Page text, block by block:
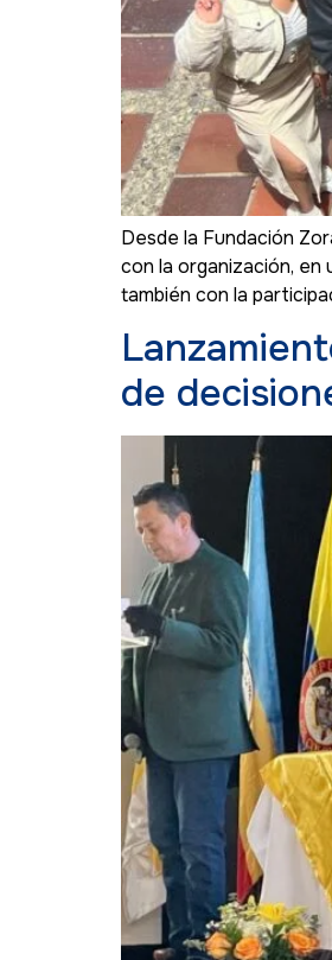
Desde la Fundación
con la organización,
también con la
de